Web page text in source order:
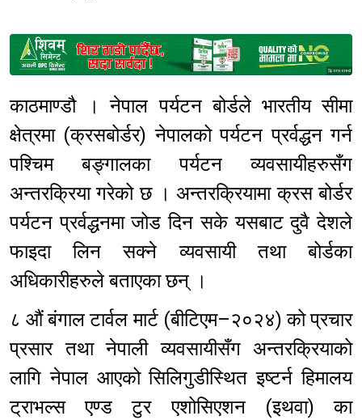
Sponsored
काठमाण्डौ । नेपाल पर्यटन बोर्डले भारतीय सीमा
क्षेत्रमा (क्रसबोर्डर) नेपालको पर्यटन प्रर्वद्धन गर्न
पश्चिम बङ्गालका पर्यटन व्यवसायीहरुसँग
अन्तरक्रिया गरेको छ । अन्तरक्रियामा क्रस बोर्डर
पर्यटन प्रर्वद्धनमा जोड दिन सके यसबाट दुवै देशले
फाइदा लिन सक्ने व्यवसायी तथा बोर्डका
अधिकारीहरुले बताएका छन् ।
८ औं बंगाल टार्वल मार्ट (बीटिएम–२०२४) को प्रचार
प्रसार तथा नेपाली व्यवसायीसँग अन्तरक्रियाको
लागि नेपाल आएको सिलिगुडीस्थित इष्टर्न हिमालय
ट्राभल्स एण्ड टुर एशोसिएशन (इथवा) का